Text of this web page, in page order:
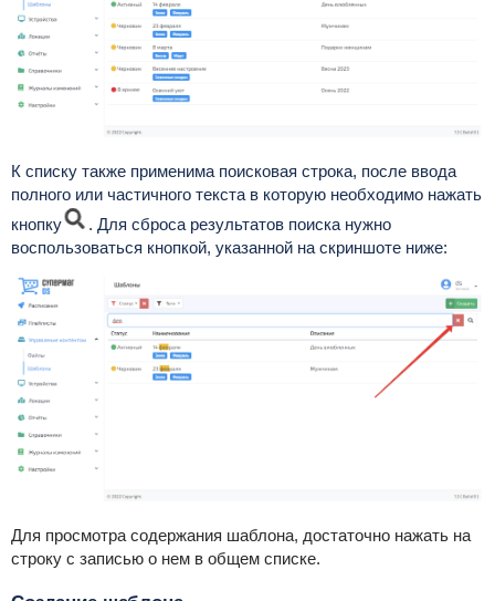
К списку также применима поисковая строка, после ввода
полного или частичного текста в которую необходимо нажать
кнопку
. Для сброса результатов поиска нужно
воспользоваться кнопкой, указанной на скриншоте ниже:
Для просмотра содержания шаблона, достаточно нажать на
строку с записью о нем в общем списке.